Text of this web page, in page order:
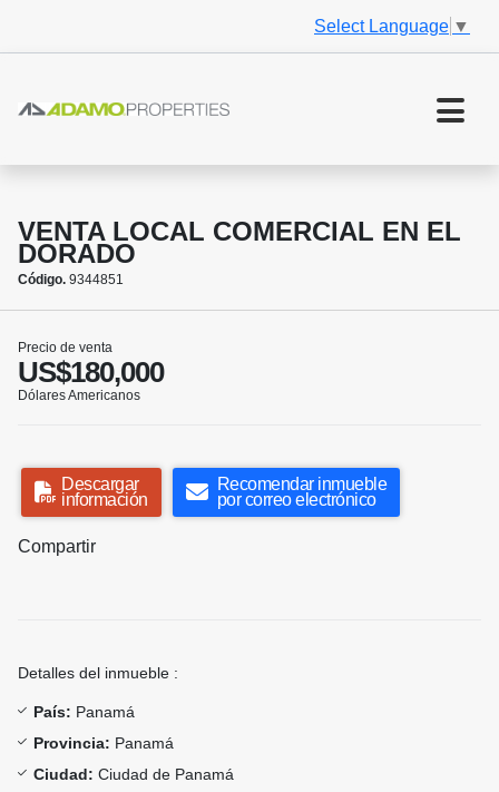
Select Language ▼
VENTA LOCAL COMERCIAL EN EL
DORADO
Código. 9344851
Precio de venta
US$180,000
Dólares Americanos
Descargar
información
Recomendar inmueble
por correo electrónico
Compartir
Detalles del inmueble :
País: Panamá
Provincia: Panamá
Ciudad: Ciudad de Panamá